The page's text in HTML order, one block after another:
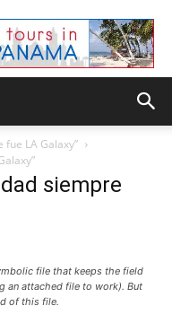
LA Galaxy”
siempre
file that keeps the field
an attached file to work). But
of this file.